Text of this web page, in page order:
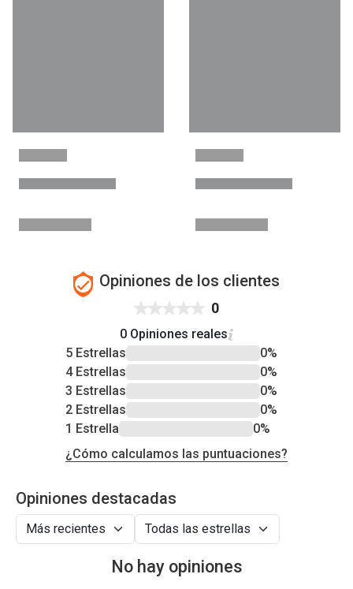
Opiniones de los clientes
0
0 Opiniones reales
5 Estrellas
0%
4 Estrellas
0%
3 Estrellas
0%
2 Estrellas
0%
1 Estrella
0%
¿Cómo calculamos las puntuaciones?
Opiniones destacadas
No hay opiniones